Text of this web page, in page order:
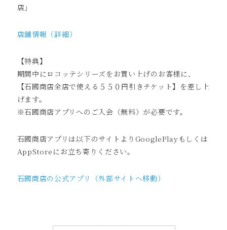
店」
店舗情報 （詳細）
【特典】
期間中にロコッテシリーズをお買い上げのお客様に、
【石國商店全店で使える５５０円引きチケット】を差し上
げます。
※石國商店アプリへのご入会（無料）が必要です。
石國商店アプリは以下のサイトよりGooglePlayもしくは
AppStoreにお立ち寄りください。
石國商店の公式アプリ（外部サイトへ移動）